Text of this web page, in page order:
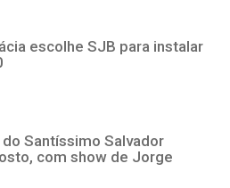
escolhe SJB para instalar
Santíssimo Salvador
com show de Jorge